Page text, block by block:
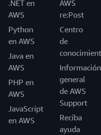
.NET en
AWS
Python
en AWS
Java en
AWS
PHP en
AWS
JavaScript
en AWS
AWS
re:Post
Centro
de
Información
general
de AWS
Support
Reciba
ayuda